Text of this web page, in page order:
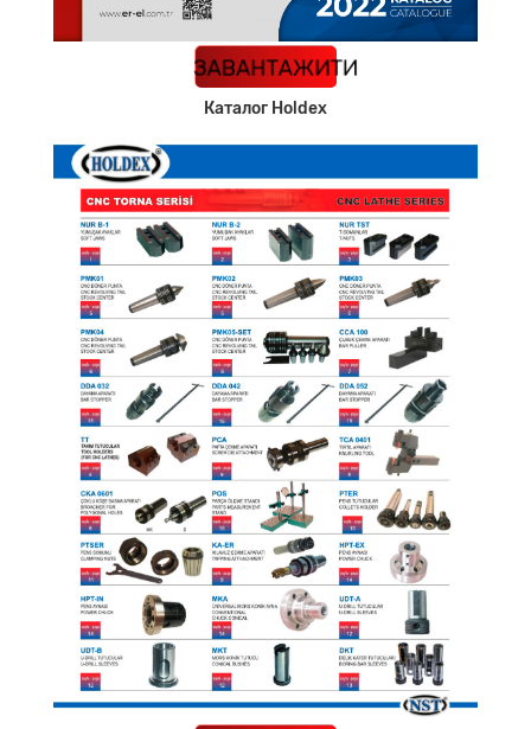
ЗАВАНТАЖИТИ
КАТАЛОГ
Каталог Holdex